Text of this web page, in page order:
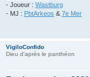
- Joueur : Wastburg
- MJ : PbtArkeos & 7e Mer
VigiloConfido
Dieu d'après le panthéon